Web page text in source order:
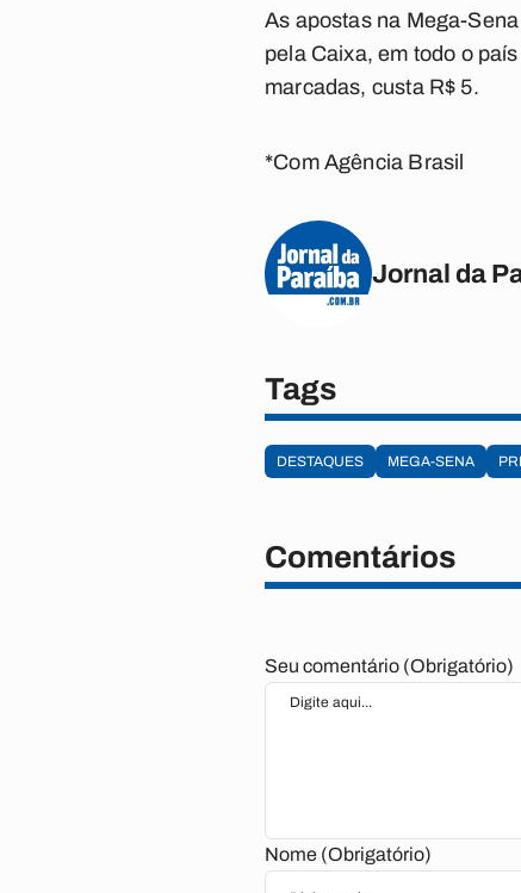
As apostas na Mega-
pela Caixa, em todo o
marcadas, custa R$ 5.
*Com Agência Brasil
Jornal da
Tags
DESTAQUES MEGA-SENA
Comentários
Seu comentário (Obrigatório)
Nome (Obrigatório)